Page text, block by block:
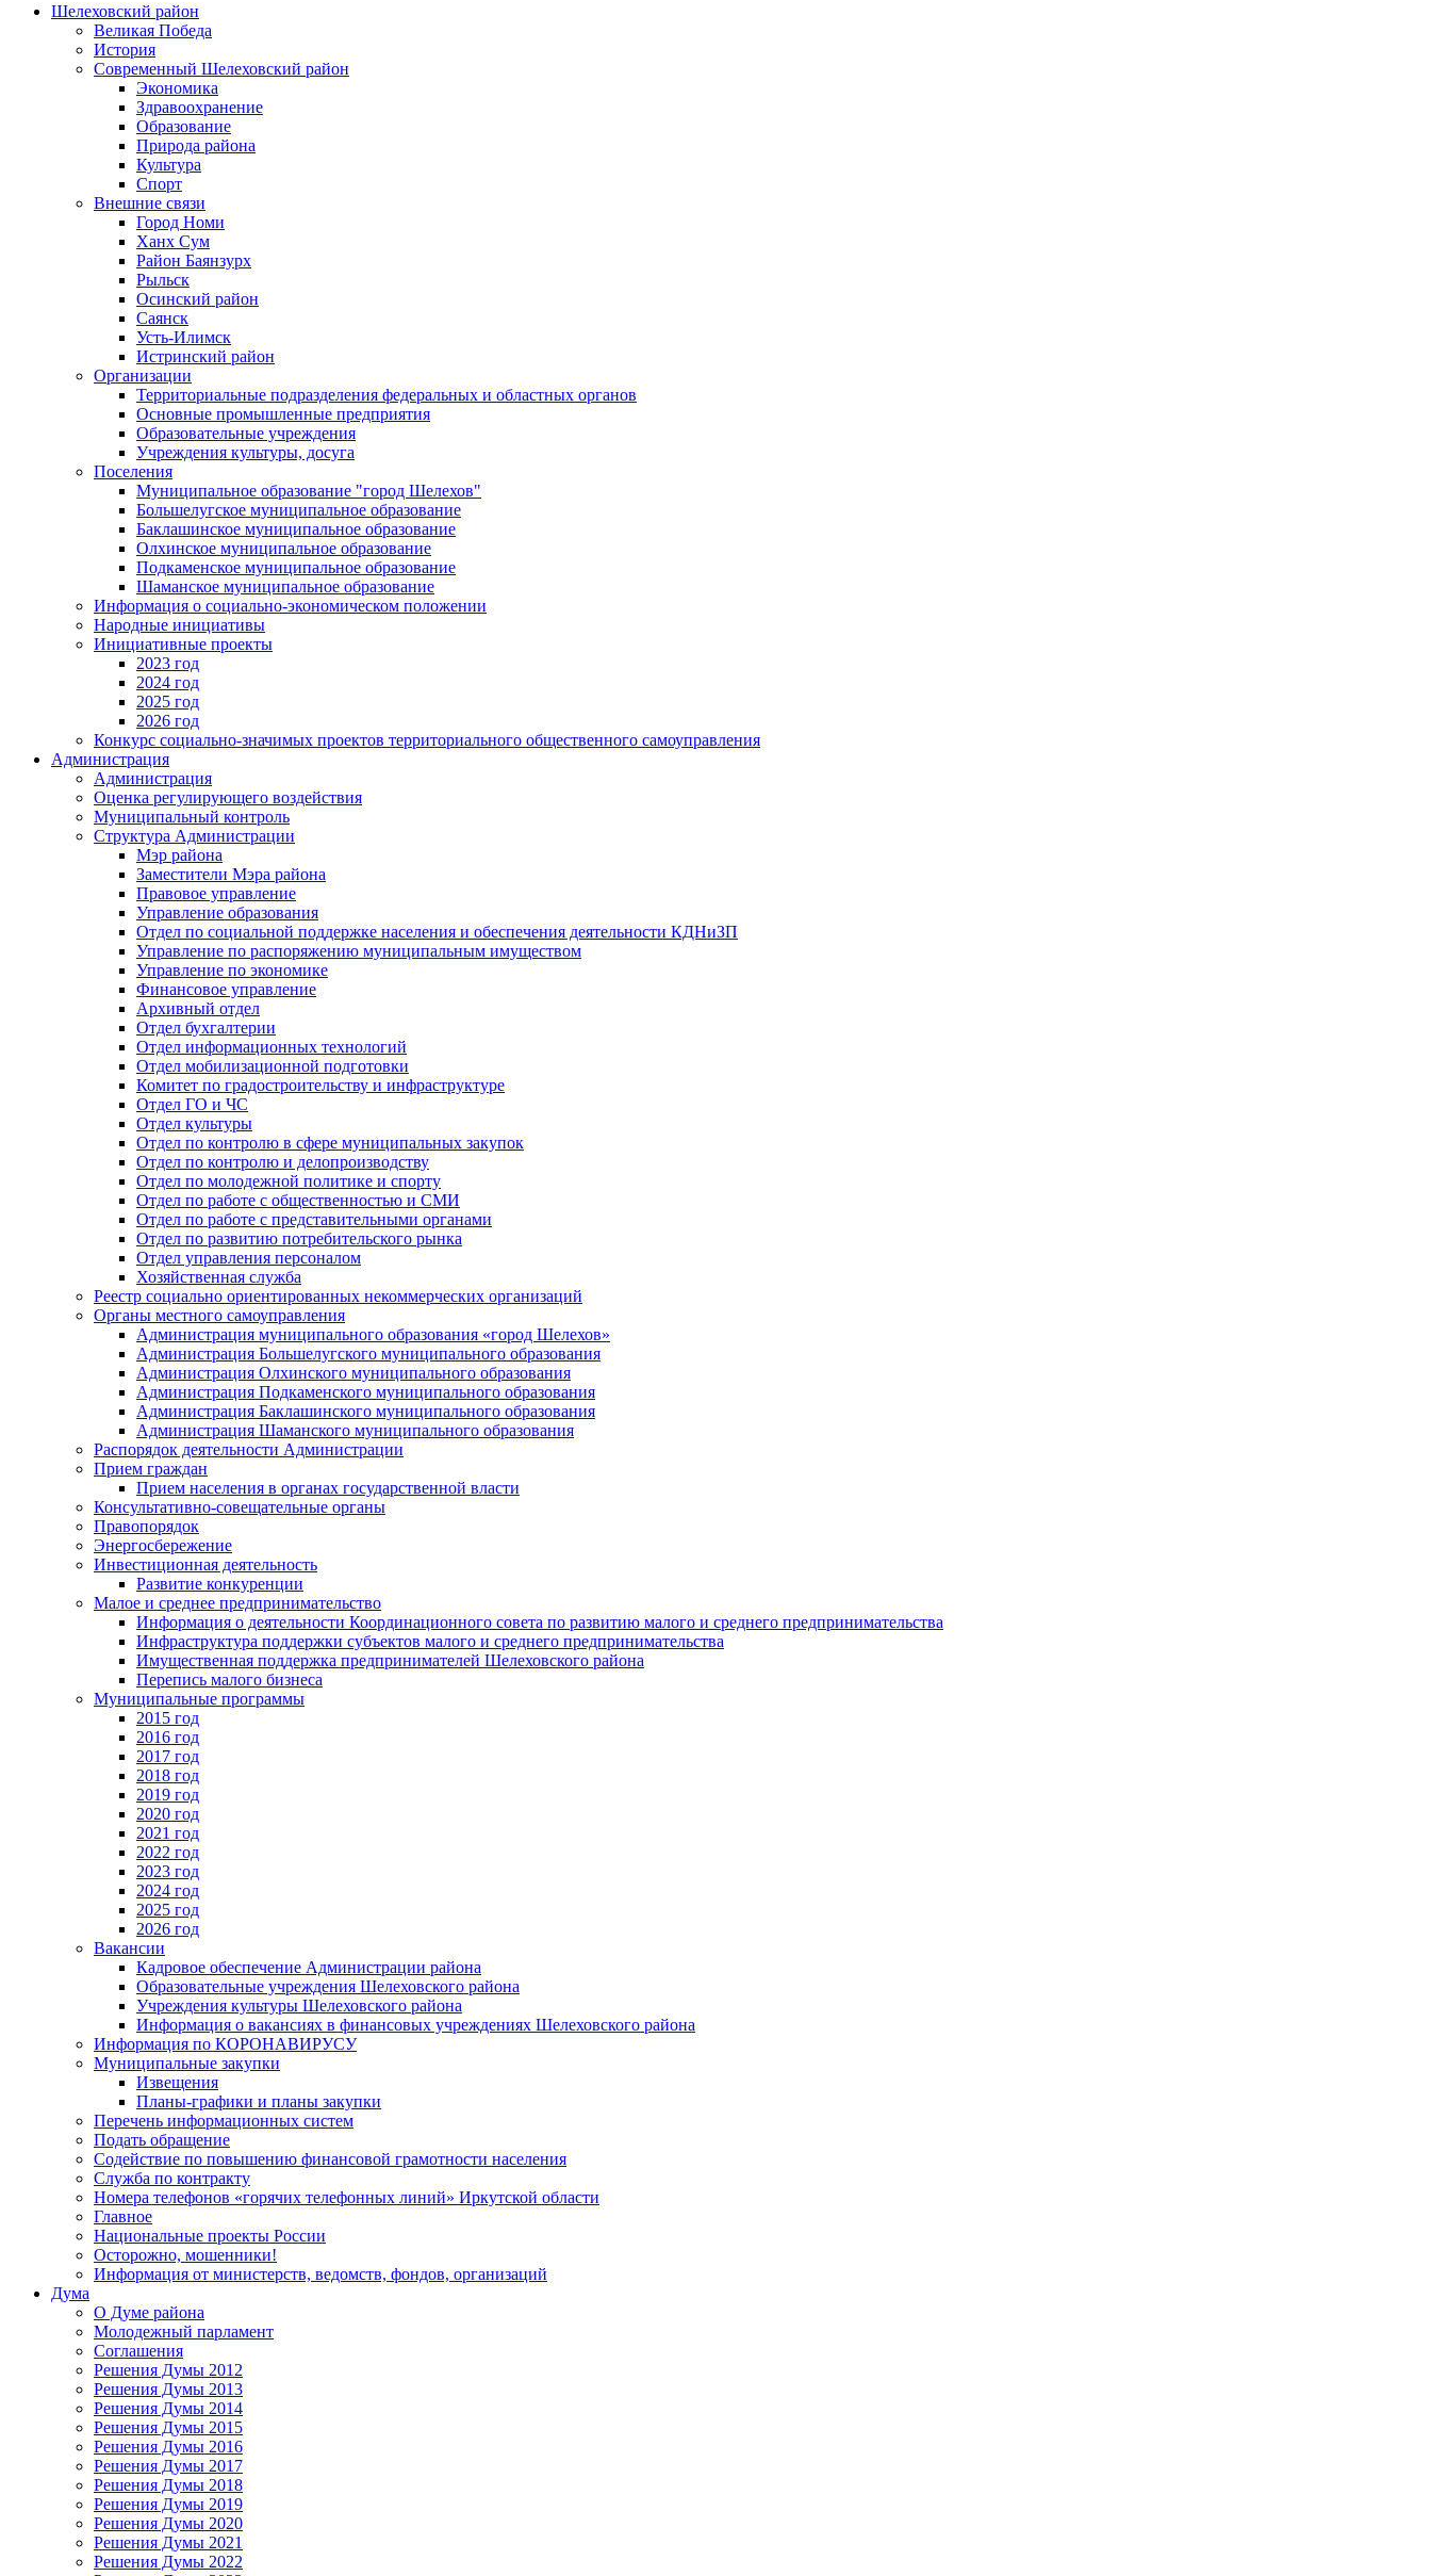
Шелеховский район
Великая Победа
История
Современный Шелеховский район
Экономика
Здравоохранение
Образование
Природа района
Культура
Спорт
Внешние связи
Город Номи
Ханх Сум
Район Баянзурх
Рыльск
Осинский район
Саянск
Усть-Илимск
Истринский район
Организации
Территориальные подразделения федеральных и областных органов
Основные промышленные предприятия
Образовательные учреждения
Учреждения культуры, досуга
Поселения
Муниципальное образование "город Шелехов"
Большелугское муниципальное образование
Баклашинское муниципальное образование
Олхинское муниципальное образование
Подкаменское муниципальное образование
Шаманское муниципальное образование
Информация о социально-экономическом положении
Народные инициативы
Инициативные проекты
2023 год
2024 год
2025 год
2026 год
Конкурс социально-значимых проектов территориального общественного самоуправления
Администрация
Администрация
Оценка регулирующего воздействия
Муниципальный контроль
Структура Администрации
Мэр района
Заместители Мэра района
Правовое управление
Управление образования
Отдел по социальной поддержке населения и обеспечения деятельности КДНиЗП
Управление по распоряжению муниципальным имуществом
Управление по экономике
Финансовое управление
Архивный отдел
Отдел бухгалтерии
Отдел информационных технологий
Отдел мобилизационной подготовки
Комитет по градостроительству и инфраструктуре
Отдел ГО и ЧС
Отдел культуры
Отдел по контролю в сфере муниципальных закупок
Отдел по контролю и делопроизводству
Отдел по молодежной политике и спорту
Отдел по работе с общественностью и СМИ
Отдел по работе с представительными органами
Отдел по развитию потребительского рынка
Отдел управления персоналом
Хозяйственная служба
Реестр социально ориентированных некоммерческих организаций
Органы местного самоуправления
Администрация муниципального образования «город Шелехов»
Администрация Большелугского муниципального образования
Администрация Олхинского муниципального образования
Администрация Подкаменского муниципального образования
Администрация Баклашинского муниципального образования
Администрация Шаманского муниципального образования
Распорядок деятельности Администрации
Прием граждан
Прием населения в органах государственной власти
Консультативно-совещательные органы
Правопорядок
Энергосбережение
Инвестиционная деятельность
Развитие конкуренции
Малое и среднее предпринимательство
Информация о деятельности Координационного совета по развитию малого и среднего предпринимательства
Инфраструктура поддержки субъектов малого и среднего предпринимательства
Имущественная поддержка предпринимателей Шелеховского района
Перепись малого бизнеса
Муниципальные программы
2015 год
2016 год
2017 год
2018 год
2019 год
2020 год
2021 год
2022 год
2023 год
2024 год
2025 год
2026 год
Вакансии
Кадровое обеспечение Администрации района
Образовательные учреждения Шелеховского района
Учреждения культуры Шелеховского района
Информация о вакансиях в финансовых учреждениях Шелеховского района
Информация по КОРОНАВИРУСУ
Муниципальные закупки
Извещения
Планы-графики и планы закупки
Перечень информационных систем
Подать обращение
Содействие по повышению финансовой грамотности населения
Служба по контракту
Номера телефонов «горячих телефонных линий» Иркутской области
Главное
Национальные проекты России
Осторожно, мошенники!
Информация от министерств, ведомств, фондов, организаций
Дума
О Думе района
Молодежный парламент
Соглашения
Решения Думы 2012
Решения Думы 2013
Решения Думы 2014
Решения Думы 2015
Решения Думы 2016
Решения Думы 2017
Решения Думы 2018
Решения Думы 2019
Решения Думы 2020
Решения Думы 2021
Решения Думы 2022